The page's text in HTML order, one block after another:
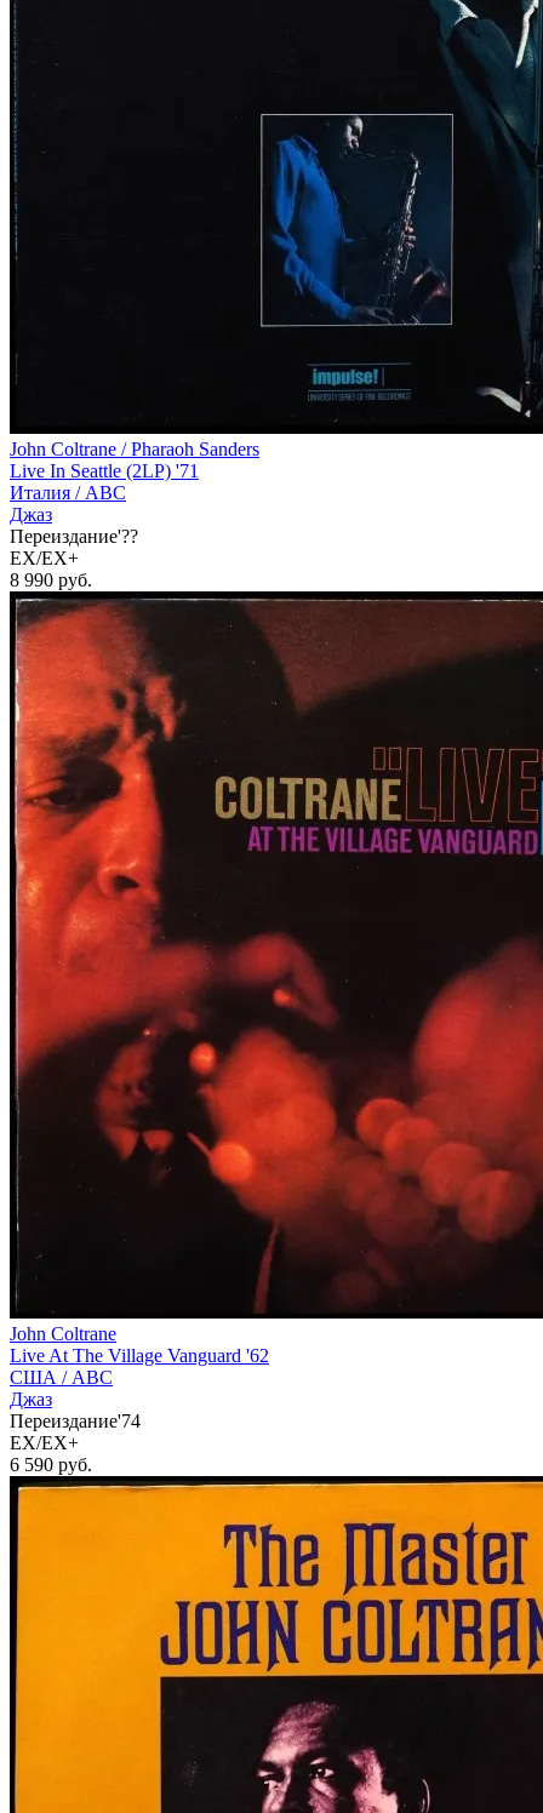
John Coltrane / Pharaoh Sanders
Live In Seattle (2LP) '71
Италия / ABC
Джаз
Переиздание'??
EX/EX+
8 990 руб.
John Coltrane
Live At The Village Vanguard '62
США / ABC
Джаз
Переиздание'74
EX/EX+
6 590 руб.